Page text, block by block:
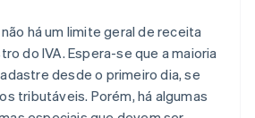
há um limite geral de receita
do IVA. Espera-se que a maioria
desde o primeiro dia, se
tributáveis. Porém, há algumas